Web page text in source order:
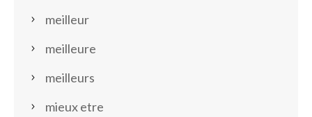
meilleur
meilleure
meilleurs
mieux etre